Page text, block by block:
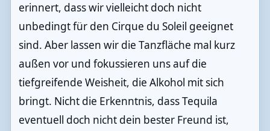
erinnert, dass wir vielleicht doch nicht
unbedingt für den Cirque du Soleil geeignet
sind. Aber lassen wir die Tanzfläche mal kurz
außen vor und fokussieren uns auf die
tiefgreifende Weisheit, die Alkohol mit sich
bringt. Nicht die Erkenntnis, dass Tequila
eventuell doch nicht dein bester Freund ist,